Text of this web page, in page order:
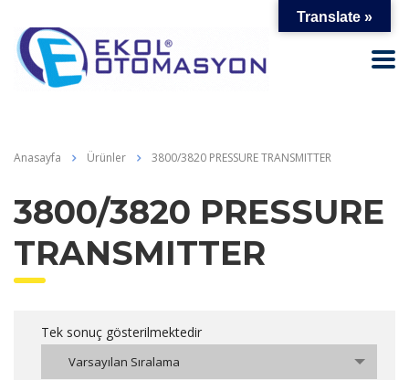
Anasayfa Ürünler 3800/3820 PRESSURE TRANSMITTER
3800/3820 PRESSURE
TRANSMITTER
Tek sonuç gösterilmektedir
Varsayılan Sıralama
Translate »